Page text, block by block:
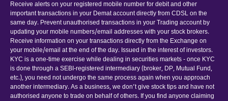
Receive alerts on your registered mobile number for debit and other
important transactions in your Demat account directly from CDSL on the
same day. Prevent unauthorised transactions in your Trading account by
updating your mobile numbers/email addresses with your stock brokers.
Receive information on your transactions directly from the Exchange on
your mobile/email at the end of the day. Issued in the interest of investors.
KYC is a one-time exercise while dealing in securities markets - once KYC
is done through a SEBI-registered intermediary (broker, DP, Mutual Fund,
etc.), you need not undergo the same process again when you approach
another intermediary. As a business, we don’t give stock tips and have not
authorised anyone to trade on behalf of others. If you find anyone claiming